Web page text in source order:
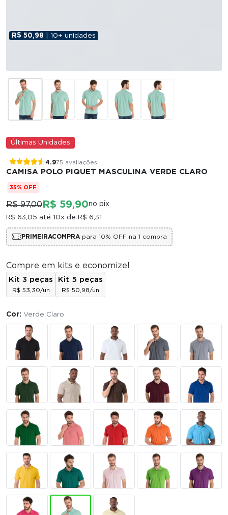
R$ 50,98 | 10+ unidades
Últimas Unidades
4.975 avaliações
CAMISA POLO PIQUET MASCULINA VERDE CLARO
35% OFF
R$ 97,00 R$ 59,90no pix
R$ 63,05 até 10x de R$ 6,31
PRIMEIRACOMPRApara 10% OFF na 1 compra
Compre em kits e economize!
Kit 3 peças
R$ 53,30/un
Kit 5 peças
R$ 50,98/un
Cor: Verde Claro